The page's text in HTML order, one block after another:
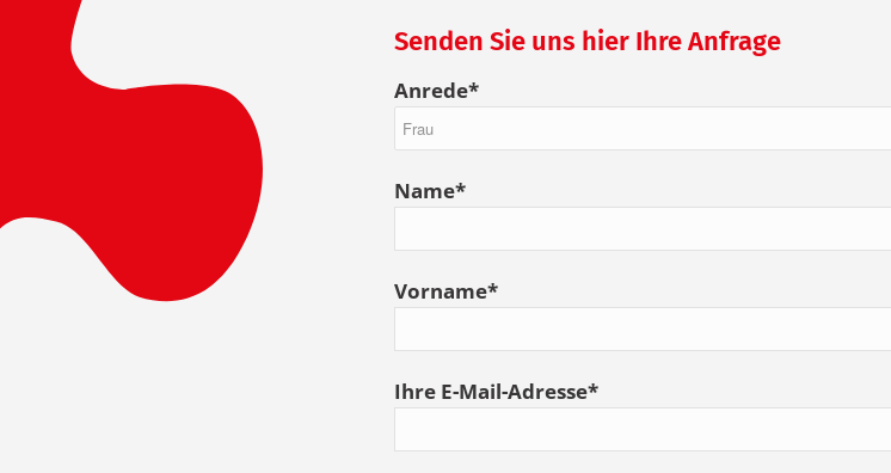
Senden Sie uns hier Ihre Anfrage
Anrede*
Name*
Vorname*
Ihre E-Mail-Adresse*